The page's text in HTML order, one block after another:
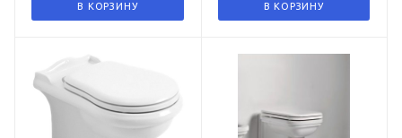
В КОРЗИНУ В КОРЗИНУ